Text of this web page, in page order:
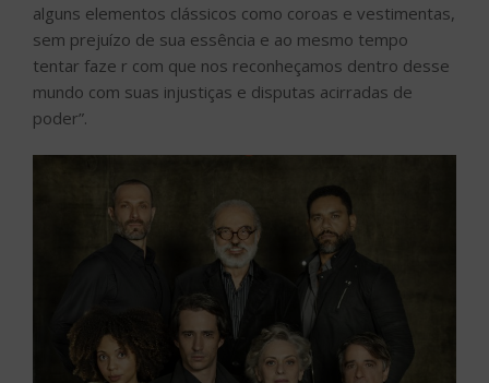
alguns elementos clássicos como coroas e vestimentas,
sem prejuízo de sua essência e ao mesmo tempo
tentar faze r com que nos reconheçamos dentro desse
mundo com suas injustiças e disputas acirradas de
poder”.